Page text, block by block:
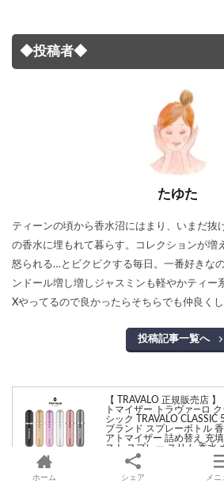
◆投稿者◆
たゆた
ティーンの頃から香水沼にはまり、いまだ抜
の香水に埋もれて暮らす。コレクションが増
怒られる…とビクビクする毎日。一番好きな
ンドール増し増しジャスミンも軽やかティー
Xやってるので良かったらそちらでも仲良くし
投稿記事一覧へ
【 TRAVALO 正規販売店 】
トマイザー トラヴァ—ロ ク
シック TRAVALO CLASSIC
ブランド スプレーボトル
アトマイザー 詰め替え 充填
スト スプレー スリム 香水
ル かわいい おしゃれ 高級
ゼント ギフト トラヴァーロ
トマイザー 詰替え 詰替
ホーム シェア メニ